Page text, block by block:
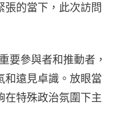
張的當下，此次訪問
要參與者和推動者，
和遠見卓識。放眼當
在特殊政治氛圍下主